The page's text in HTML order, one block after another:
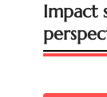
Impact